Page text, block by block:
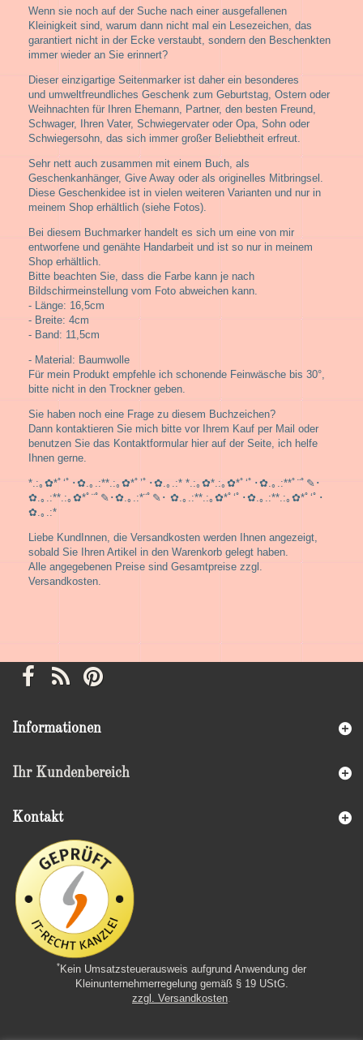
Wenn sie noch auf der Suche nach einer ausgefallenen
Kleinigkeit sind, warum dann nicht mal ein Lesezeichen, das
garantiert nicht in der Ecke verstaubt, sondern den Beschenkten
immer wieder an Sie erinnert?
Dieser einzigartige Seitenmarker ist daher ein besonderes
und umweltfreundliches Geschenk zum Geburtstag, Ostern oder
Weihnachten für Ihren Ehemann, Partner, den besten Freund,
Schwager, Ihren Vater, Schwiegervater oder Opa, Sohn oder
Schwiegersohn, das sich immer großer Beliebtheit erfreut.
Sehr nett auch zusammen mit einem Buch, als
Geschenkanhänger, Give Away oder als originelles Mitbringsel.
Diese Geschenkidee ist in vielen weiteren Varianten und nur in
meinem Shop erhältlich (siehe Fotos).
Bei diesem Buchmarker handelt es sich um eine von mir
entworfene und genähte Handarbeit und ist so nur in meinem
Shop erhältlich.
Bitte beachten Sie, dass die Farbe kann je nach
Bildschirmeinstellung vom Foto abweichen kann.
- Länge: 16,5cm
- Breite: 4cm
- Band: 11,5cm
- Material: Baumwolle
Für mein Produkt empfehle ich schonende Feinwäsche bis 30°,
bitte nicht in den Trockner geben.
Sie haben noch eine Frage zu diesem Buchzeichen?
Dann kontaktieren Sie mich bitte vor Ihrem Kauf per Mail oder
benutzen Sie das Kontaktformular hier auf der Seite, ich helfe
Ihnen gerne.
*.:｡✿*ﾟ‘ﾟ･✿.｡.:**.:｡✿*ﾟ’ﾟ･✿.｡.:* *.:｡✿*.:｡✿*ﾟ‘ﾟ･✿.｡.:**ﾟ¨ﾟ✎･
✿.｡.:**.:｡✿*ﾟ¨ﾟ✎･✿.｡.:*¨ﾟ✎･ ✿.｡.:**.:｡✿*ﾟ‘ﾟ･✿.｡.:**.:｡✿*ﾟ‘ﾟ･
✿.｡.:*
Liebe KundInnen, die Versandkosten werden Ihnen angezeigt,
sobald Sie Ihren Artikel in den Warenkorb gelegt haben.
Alle angegebenen Preise sind Gesamtpreise zzgl.
Versandkosten.
Informationen
Ihr Kundenbereich
Kontakt
*Kein Umsatzsteuerausweis aufgrund Anwendung der
Kleinunternehmerregelung gemäß § 19 UStG.
zzgl. Versandkosten.